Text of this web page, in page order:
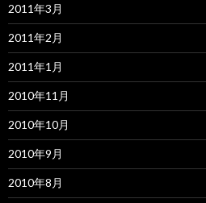
2011年3月
2011年2月
2011年1月
2010年11月
2010年10月
2010年9月
2010年8月